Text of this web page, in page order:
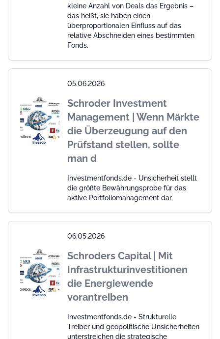
kleine Anzahl von Deals das Ergebnis –
das heißt, sie haben einen
überproportionalen Einfluss auf das
relative Abschneiden eines bestimmten
Fonds.
05.06.2026
Schroder Investment
Management | Wenn Märkte
die Überzeugung auf den
Prüfstand stellen, sollte
man d
Investmentfonds.de - Unsicherheit stellt
die größte Bewährungsprobe für das
aktive Portfoliomanagement dar.
06.05.2026
Schroders Capital | Mit
Infrastrukturinvestitionen
die Energiewende
vorantreiben
Investmentfonds.de - Strukturelle
Treiber und geopolitische Unsicherheiten
unterstreichen die strategische